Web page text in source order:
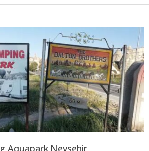
Aquapark Nevşehir